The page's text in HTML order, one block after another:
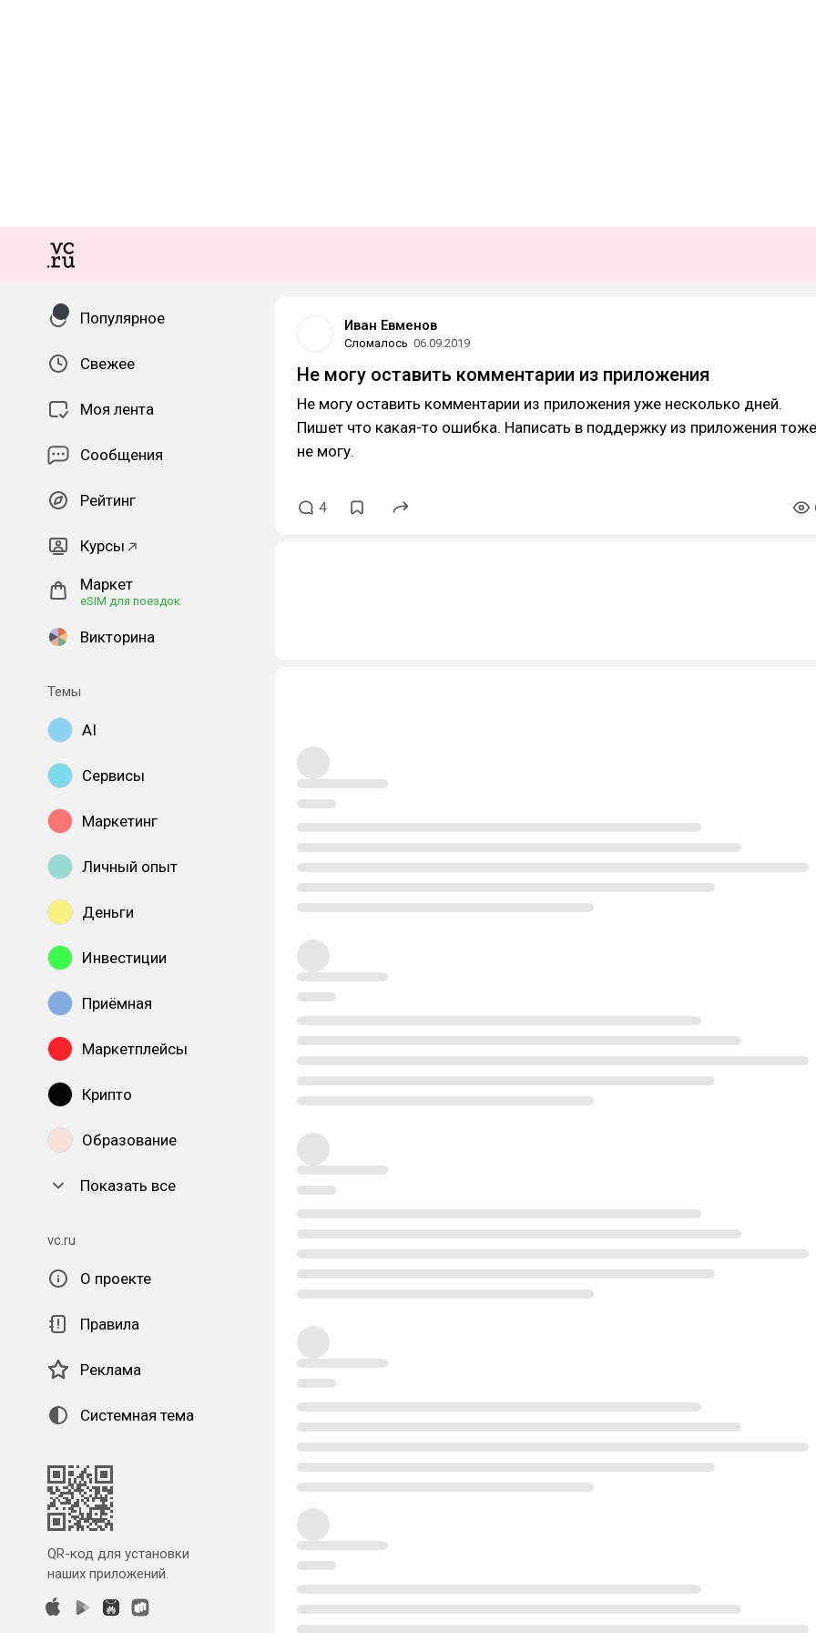
Популярное
Свежее
Моя лента
Сообщения
Рейтинг
Курсы
Маркет
eSIM для поездок
Викторина
Темы
AI
Сервисы
Маркетинг
Личный опыт
Деньги
Инвестиции
Приёмная
Маркетплейсы
Крипто
Образование
Показать все
vc.ru
О проекте
Правила
Реклама
Системная тема
QR-код для установки
наших приложений.
Иван Евменов
Сломалось 06.09.2019
Не могу оставить комментарии из приложения
Не могу оставить комментарии из приложения уже несколько дней.
Пишет что какая-то ошибка. Написать в поддержку из приложения тоже
не могу.
4